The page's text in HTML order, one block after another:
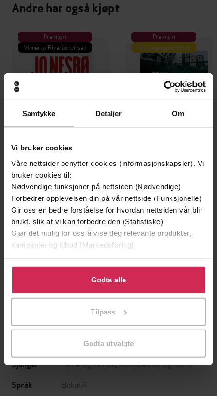
Samtykke Detaljer Om
Vi bruker cookies
Våre nettsider benytter cookies (informasjonskapsler). Vi
bruker cookies til:
Nødvendige funksjoner på nettsiden (Nødvendige)
Forbedrer opplevelsen din på vår nettside (Funksjonelle)
Gir oss en bedre forståelse for hvordan nettsiden vår blir
brukt, slik at vi kan forbedre den (Statistiske)
Gjør det mulig for oss å vise deg relevante produkter,
kampanjer og tilbud (Markedsføring)
Klikk på «Godta alle» for å gi oss ditt samtykke til å
bruke cookies for alle disse formålene. Du kan også
tilpasse ditt samtykke til spesifikke formål ved å klikke
Godta alle
Tilpass
Godta utvalgte
Andre har også kjøpt
Premium
Vinner av Rivertonprisen
199,-
Minnesota
Jo Nesbø
EBOK
Premium
Første gang på tilbud
349,-
Utskudd
Jørn Lier Horst
Berntsen(innleser)
Cappelen Damm
Utgitt 12.04.2024
Sjanger Helse og livsstil,Dokumentar og fakta
Språk Bokmål